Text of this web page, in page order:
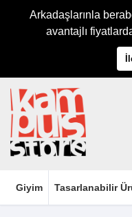
Arkadaşlarınla
avantajlı
Giyim Tasarlanabilir